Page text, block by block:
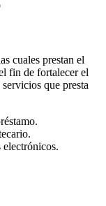
cuales prestan el
fin de fortalecer el
que presta